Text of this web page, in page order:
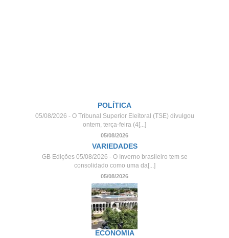
POLÍTICA
05/08/2026 - O Tribunal Superior Eleitoral (TSE) divulgou
ontem, terça-feira (4[...]
05/08/2026
VARIEDADES
GB Edições 05/08/2026 - O Inverno brasileiro tem se
consolidado como uma da[...]
05/08/2026
ECONOMIA